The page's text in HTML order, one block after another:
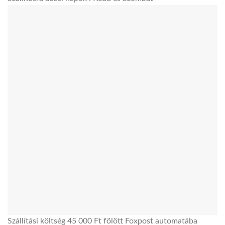
Szállítási költség 45 000 Ft fölött Foxpost automatába